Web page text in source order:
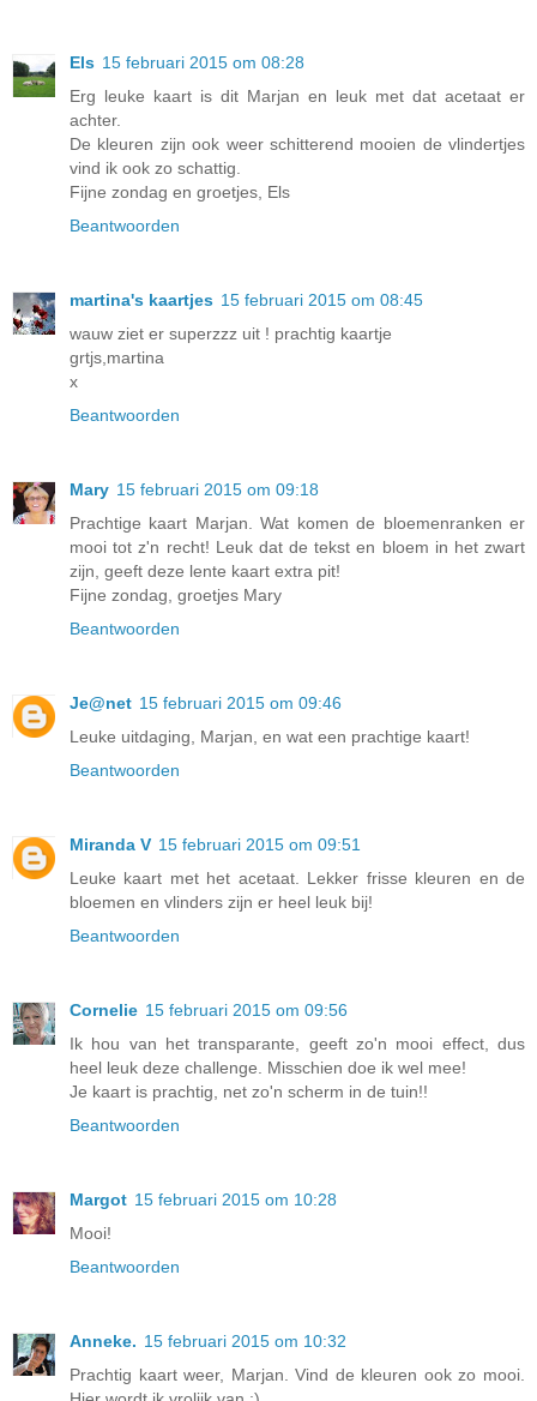
Els 15 februari 2015 om 08:28
Erg leuke kaart is dit Marjan en leuk met dat acetaat er
achter.
De kleuren zijn ook weer schitterend mooien de vlindertjes
vind ik ook zo schattig.
Fijne zondag en groetjes, Els
Beantwoorden
martina's kaartjes 15 februari 2015 om 08:45
wauw ziet er superzzz uit ! prachtig kaartje
grtjs,martina
x
Beantwoorden
Mary 15 februari 2015 om 09:18
Prachtige kaart Marjan. Wat komen de bloemenranken er
mooi tot z'n recht! Leuk dat de tekst en bloem in het zwart
zijn, geeft deze lente kaart extra pit!
Fijne zondag, groetjes Mary
Beantwoorden
Je@net 15 februari 2015 om 09:46
Leuke uitdaging, Marjan, en wat een prachtige kaart!
Beantwoorden
Miranda V 15 februari 2015 om 09:51
Leuke kaart met het acetaat. Lekker frisse kleuren en de
bloemen en vlinders zijn er heel leuk bij!
Beantwoorden
Cornelie 15 februari 2015 om 09:56
Ik hou van het transparante, geeft zo'n mooi effect, dus
heel leuk deze challenge. Misschien doe ik wel mee!
Je kaart is prachtig, net zo'n scherm in de tuin!!
Beantwoorden
Margot 15 februari 2015 om 10:28
Mooi!
Beantwoorden
Anneke. 15 februari 2015 om 10:32
Prachtig kaart weer, Marjan. Vind de kleuren ook zo mooi.